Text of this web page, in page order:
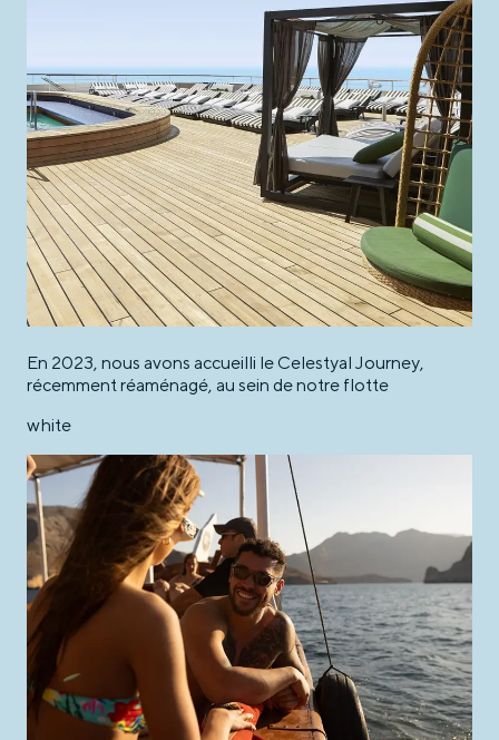
En 2023, nous avons accueilli le Celestyal Journey,
récemment réaménagé, au sein de notre flotte
white